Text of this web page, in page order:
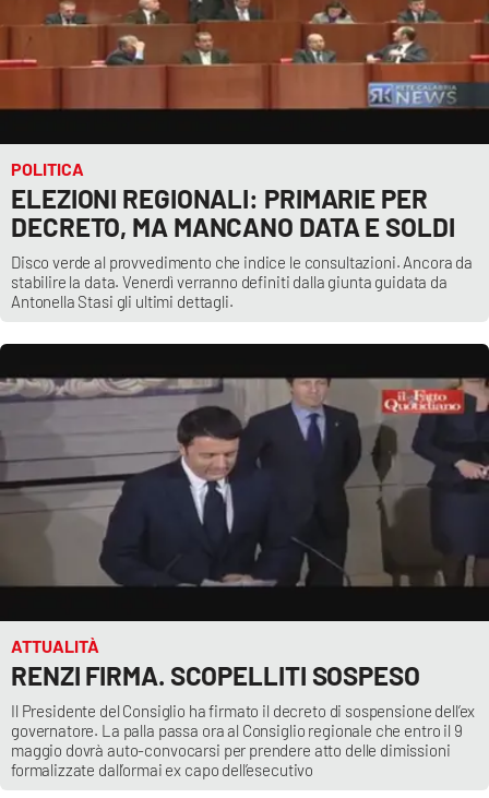
POLITICA
ELEZIONI REGIONALI: PRIMARIE PER
DECRETO, MA MANCANO DATA E SOLDI
Disco verde al provvedimento che indice le consultazioni. Ancora da
stabilire la data. Venerdì verranno definiti dalla giunta guidata da
Antonella Stasi gli ultimi dettagli.
ATTUALITÀ
RENZI FIRMA. SCOPELLITI SOSPESO
Il Presidente del Consiglio ha firmato il decreto di sospensione dell’ex
governatore. La palla passa ora al Consiglio regionale che entro il 9
maggio dovrà auto-convocarsi per prendere atto delle dimissioni
formalizzate dall’ormai ex capo dell’esecutivo